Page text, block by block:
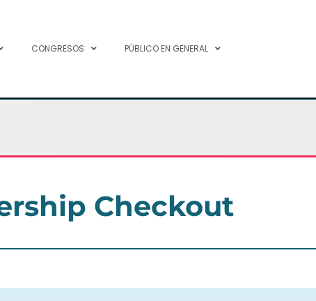
CONGRESOS PÚBLICO EN GENERAL
Checkout